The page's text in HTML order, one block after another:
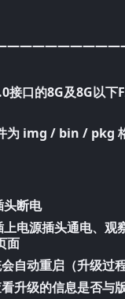
接口的8G及8G以
为 img / bin / pkg
头断电
电源插头通电、观
面
自动重启（升级过
升级的信息是否与